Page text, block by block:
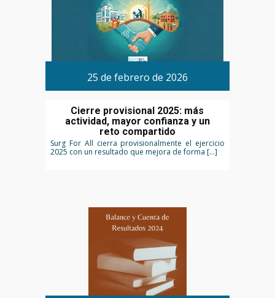
25 de febrero de 2026
Cierre provisional 2025: más
actividad, mayor confianza y un
reto compartido
Surg For All cierra provisionalmente el ejercicio
2025 con un resultado que mejora de forma […]